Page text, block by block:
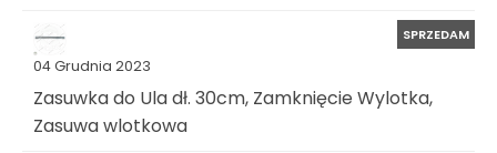
04 Grudnia 2023
SPRZEDAM
Zasuwka do Ula dł. 30cm, Zamknięcie Wylotka,
Zasuwa wlotkowa